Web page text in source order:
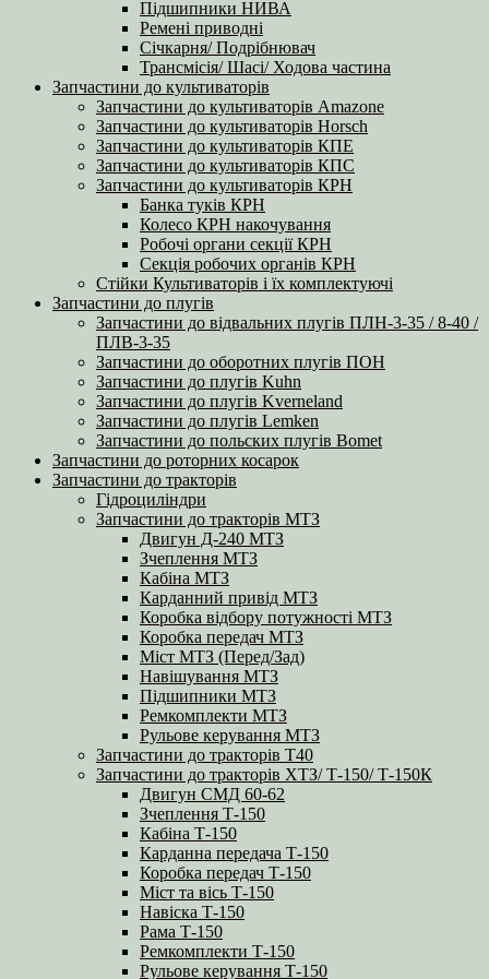
Підшипники НИВА
Ремені приводні
Січкарня/ Подрібнювач
Трансмісія/ Шасі/ Ходова частина
Запчастини до культиваторів
Запчастини до культиваторів Amazone
Запчастини до культиваторів Horsch
Запчастини до культиваторів КПЕ
Запчастини до культиваторів КПС
Запчастини до культиваторів КРН
Банка туків КРН
Колесо КРН накочування
Робочі органи секції КРН
Секція робочих органів КРН
Стійки Культиваторів і їх комплектуючі
Запчастини до плугів
Запчастини до відвальних плугів ПЛН-3-35 / 8-40 /
ПЛВ-3-35
Запчастини до оборотних плугів ПОН
Запчастини до плугів Kuhn
Запчастини до плугів Kverneland
Запчастини до плугів Lemken
Запчастини до польских плугів Bomet
Запчастини до роторних косарок
Запчастини до тракторів
Гідроциліндри
Запчастини до тракторів МТЗ
Двигун Д-240 МТЗ
Зчеплення МТЗ
Кабіна МТЗ
Карданний привід МТЗ
Коробка відбору потужності МТЗ
Коробка передач МТЗ
Міст МТЗ (Перед/Зад)
Навішування МТЗ
Підшипники МТЗ
Ремкомплекти МТЗ
Рульове керування МТЗ
Запчастини до тракторів Т40
Запчастини до тракторів ХТЗ/ Т-150/ Т-150К
Двигун СМД 60-62
Зчеплення Т-150
Кабіна Т-150
Карданна передача Т-150
Коробка передач Т-150
Міст та вісь Т-150
Навіска Т-150
Рама Т-150
Ремкомплекти Т-150
Рульове керування Т-150